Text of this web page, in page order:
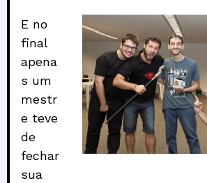
E no
final
apena
s um
mestr
e teve
de
fechar
sua